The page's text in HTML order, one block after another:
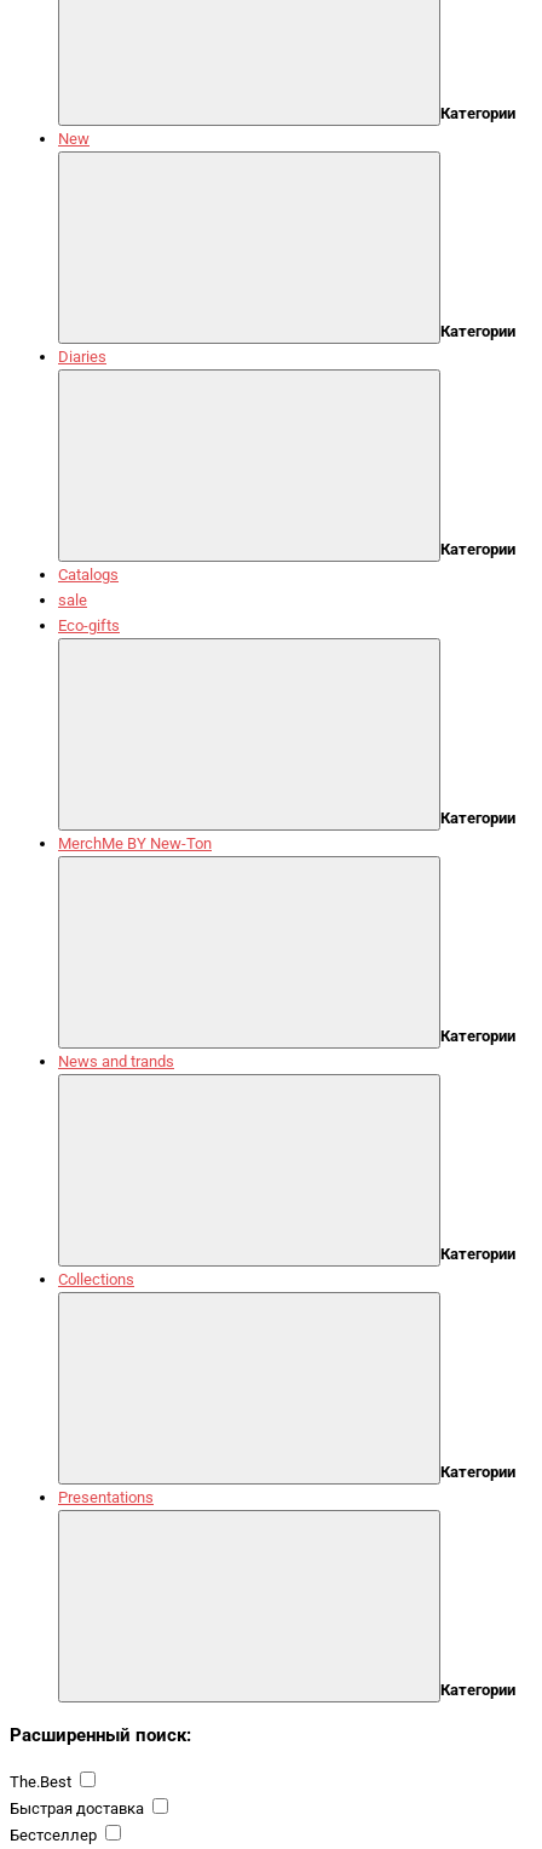
Категории
New
Категории
Diaries
Категории
Catalogs
sale
Eco-gifts
Категории
MerchMe BY New-Ton
Категории
News and trands
Категории
Collections
Категории
Presentations
Категории
Расширенный поиск:
The.Best
Быстрая доставка
Бестселлер